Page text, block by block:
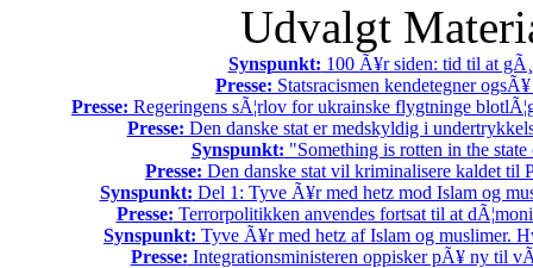
Udvalgt
Synspunkt: 100 Ã¥r siden: tid til at
Presse: Statsracismen kendetegner
Presse: Regeringens sÃ¦rlov for ukrainske flygtninge
Presse: Den danske stat er medskyldig i
Synspunkt: "Something is rotten in the
Presse: Den danske stat vil kriminalisere kaldet til
Synspunkt: Del 1: Tyve Ã¥r med hetz mod Islam og
Presse: Terrorpolitikken anvendes fortsat til at
Synspunkt: Tyve Ã¥r med hetz af Islam og muslimer.
Presse: Integrationsministeren oppisker pÃ¥ ny til